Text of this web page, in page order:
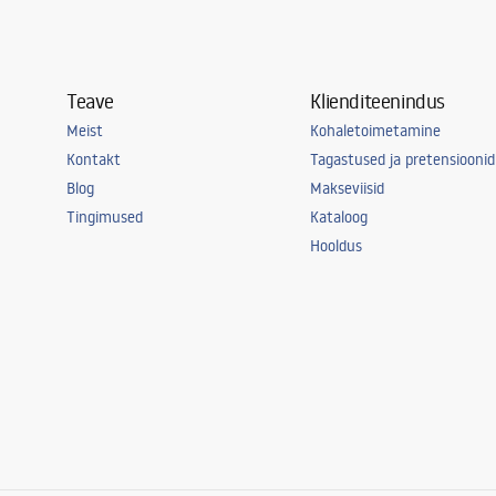
Teave
Meist
Kontakt
Blog
Tingimused
Klienditeenindus
Kohaletoimetamine
Tagastused ja pretensioonid
Makseviisid
Kataloog
Hooldus